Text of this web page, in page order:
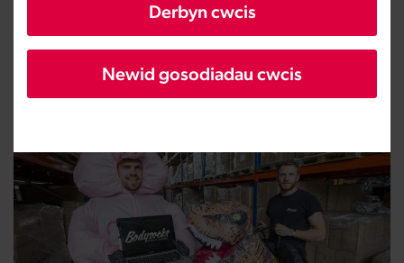
Derbyn cwcis
Newid gosodiadau cwcis
Tyfu busnes
Maint BBaCh
Dros £100,000